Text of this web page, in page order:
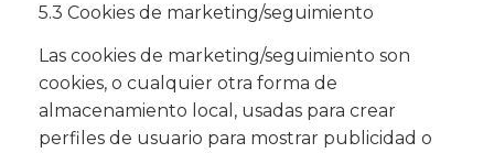
5.3 Cookies de marketing/seguimiento
Las cookies de marketing/seguimiento son
cookies, o cualquier otra forma de
almacenamiento local, usadas para crear
perfiles de usuario para mostrar publicidad o